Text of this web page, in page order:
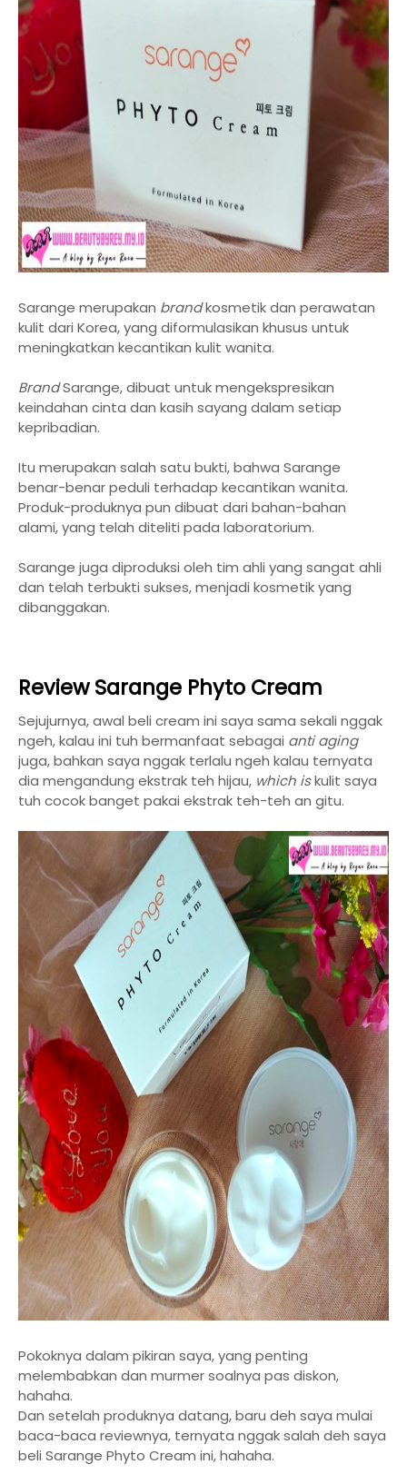
Sarange merupakan brandkosmetik dan perawatan
kulit dari Korea, yang diformulasikan khusus untuk
meningkatkan kecantikan kulit wanita.
BrandSarange, dibuat untuk mengekspresikan
keindahan cinta dan kasih sayang dalam setiap
kepribadian.
Itu merupakan salah satu bukti, bahwa Sarange
benar-benar peduli terhadap kecantikan wanita.
Produk-produknya pun dibuat dari bahan-bahan
alami, yang telah diteliti pada laboratorium.
Sarange juga diproduksi oleh tim ahli yang sangat ahli
dan telah terbukti sukses, menjadi kosmetik yang
dibanggakan.
Review Sarange Phyto Cream
Sejujurnya, awal beli cream ini saya sama sekali nggak
ngeh, kalau ini tuh bermanfaat sebagai anti aging
juga, bahkan saya nggak terlalu ngeh kalau ternyata
dia mengandung ekstrak teh hijau, which iskulit saya
tuh cocok banget pakai ekstrak teh-teh an gitu.
Pokoknya dalam pikiran saya, yang penting
melembabkan dan murmer soalnya pas diskon,
hahaha.
Dan setelah produknya datang, baru deh saya mulai
baca-baca reviewnya, ternyata nggak salah deh saya
beli Sarange Phyto Cream ini, hahaha.